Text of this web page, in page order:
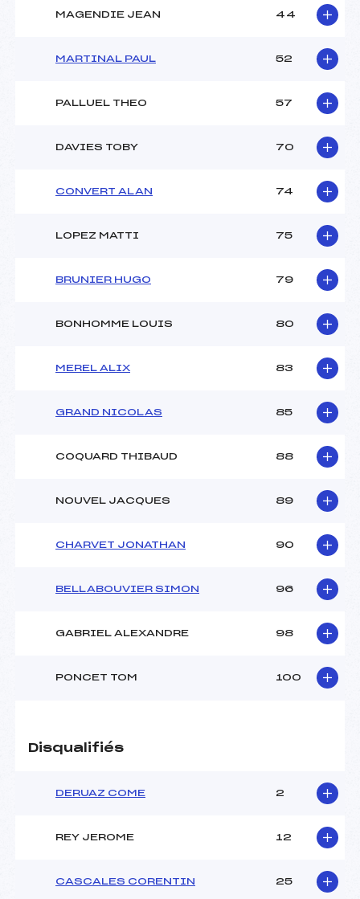
MAGENDIE JEAN 44
MARTINAL PAUL 52
PALLUEL THEO 57
DAVIES TOBY 70
CONVERT ALAN 74
LOPEZ MATTI 75
BRUNIER HUGO 79
BONHOMME LOUIS 80
MEREL ALIX 83
GRAND NICOLAS 85
COQUARD THIBAUD 88
NOUVEL JACQUES 89
CHARVET JONATHAN 90
BELLABOUVIER SIMON 96
GABRIEL ALEXANDRE 98
PONCET TOM 100
Disqualifiés
DERUAZ COME 2
REY JEROME 12
CASCALES CORENTIN 25